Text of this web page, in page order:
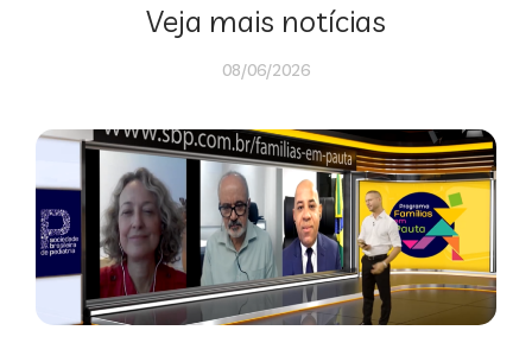
Veja mais notícias
08/06/2026